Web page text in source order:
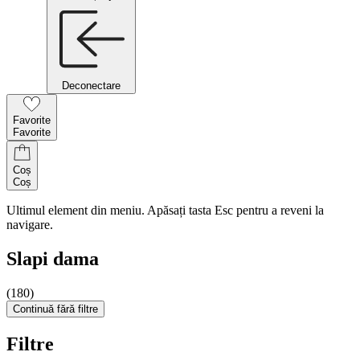
Deconectare
Favorite
Favorite
Coș
Coș
Ultimul element din meniu. Apăsați tasta Esc pentru a reveni la
navigare.
Slapi dama
(180)
Continuă fără filtre
Filtre